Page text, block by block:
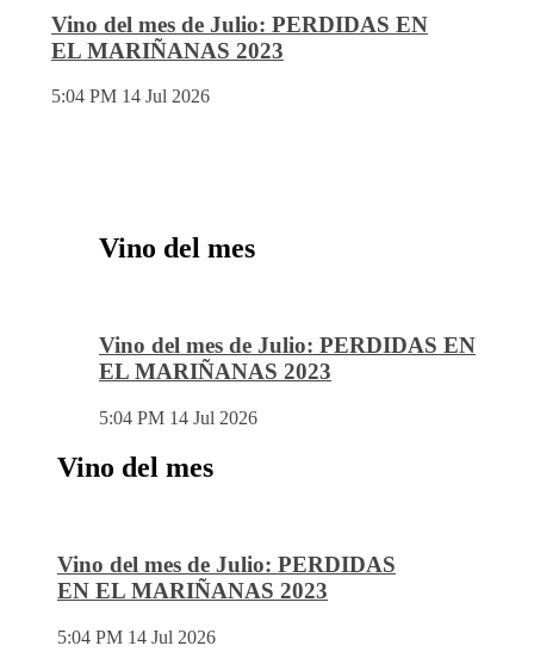
Vino del mes de Julio: PERDIDAS EN
EL MARIÑANAS 2023
5:04 PM 14 Jul 2026
Vino del mes
Vino del mes de Julio: PERDIDAS EN
EL MARIÑANAS 2023
5:04 PM 14 Jul 2026
Vino del mes
Vino del mes de Julio: PERDIDAS
EN EL MARIÑANAS 2023
5:04 PM 14 Jul 2026